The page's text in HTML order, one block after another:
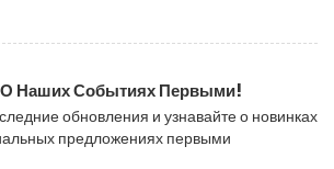
О Наших Событиях Первыми!
обновления и узнавайте о новинках
предложениях первыми